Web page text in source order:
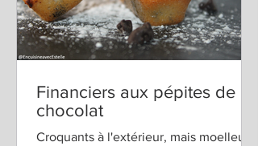
Financiers aux pépites de
chocolat
Croquants à l'extérieur, mais moelleux